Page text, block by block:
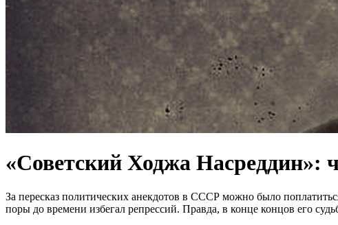
«Советский Ходжа Насреддин»:
За пересказ политических анекдотов в СССР можно было
поры до времени избегал репрессий. Правда, в конце концов его